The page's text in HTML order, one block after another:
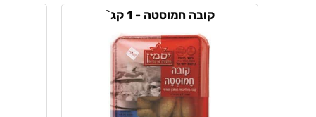
קובה חמוסטה - 1 קג`